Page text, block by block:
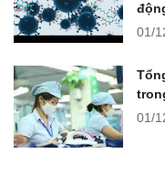
01/
01/